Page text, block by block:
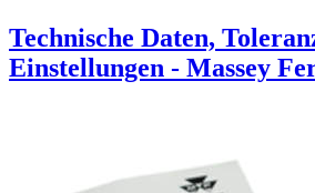
Technische Daten,
Einstellungen - Massey